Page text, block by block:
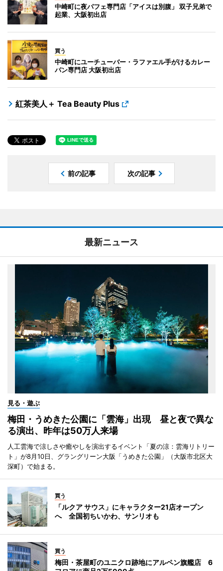
中崎町に夜パフェ専門店「アイスは別腹」 双子兄弟で
起業、大阪初出店
買う
中崎町にユーチューバー・ラファエル手がけるカレー
パン専門店 大阪初出店
紅茶美人＋ Tea Beauty Plus
前の記事 次の記事
最新ニュース
見る・遊ぶ
梅田・うめきた公園に「雲海」出現 昼と夜で異な
る演出、昨年は50万人来場
人工雲海で涼しさや癒やしを演出するイベント「夏の涼：雲海リトリー
ト」が8月10日、グラングリーン大阪「うめきた公園」（大阪市北区大
深町）で始まる。
買う
「ルクア サウス」にキャラクター21店オープン
へ 全国初ちいかわ、サンリオも
買う
梅田・茶屋町のユニクロ跡地にアルペン旗艦店 6